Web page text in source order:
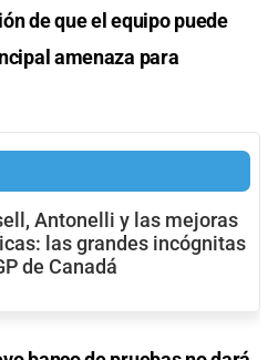
de que el equipo puede
amenaza para
Antonelli y las mejoras
las grandes incógnitas
de Canadá